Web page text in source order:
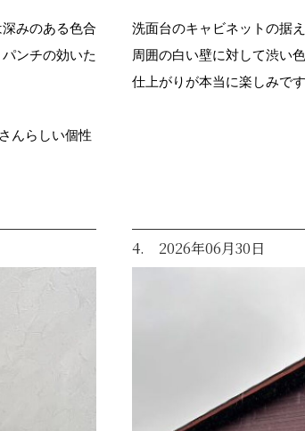
みのある色合
ンチの効いた
んらしい個性
洗面台のキャビネットの据
周囲の白い壁に対して渋い
仕上がりが本当に楽しみです
4. 2026年06月30日